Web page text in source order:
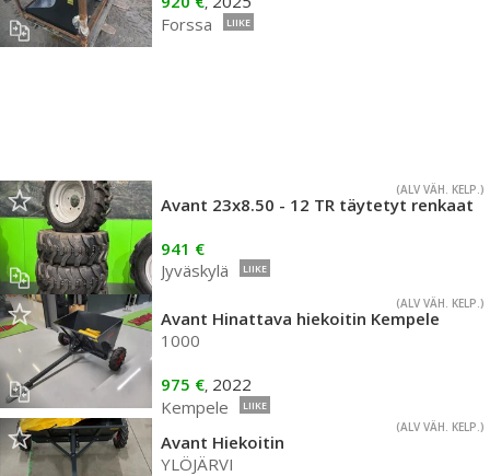
Forssa
LIIKE
(ALV VÄH. KELP.)
Avant 23x8.50 - 12 TR täytetyt renkaat
941 €
Jyväskylä
LIIKE
(ALV VÄH. KELP.)
Avant Hinattava hiekoitin Kempele
1000
975 €, 2022
Kempele
LIIKE
(ALV VÄH. KELP.)
Avant Hiekoitin
YLÖJÄRVI